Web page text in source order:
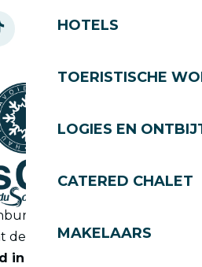
HOTELS
TOERISTISCHE
LOGIES EN
CATERED CHALET
MAKELAARS
Les Gets
Neige 74260 Les Gets
in het seizoen van 8.30